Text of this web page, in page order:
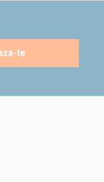
ei naturala si
mai indraznete.
te